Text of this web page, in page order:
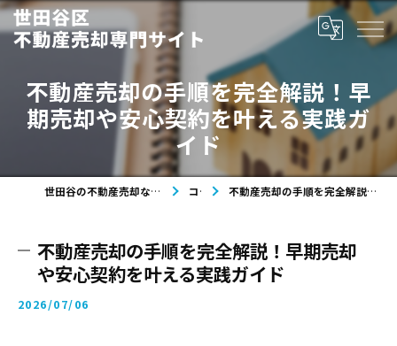
不動産売却の手順を完全解説！早
期売却や安心契約を叶える実践ガ
イド
世田谷の不動産売却なら世田谷区不動産売却専門サイト コラム 不動産売却の手順を完全解説！早期売却や安心契約を叶える実践ガイド
不動産売却の手順を完全解説！早期売却
や安心契約を叶える実践ガイド
2026/07/06